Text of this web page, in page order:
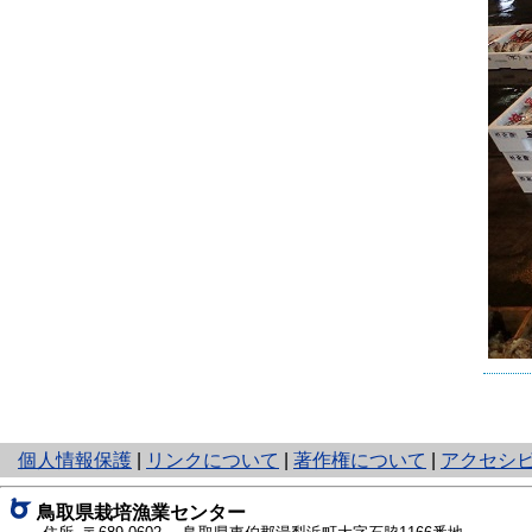
個人情報保護
と
り
ネ
ッ
リンクについて 著作権について アクセシ
鳥取県栽培漁業センター